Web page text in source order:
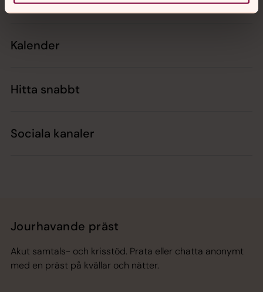
Kalender
Hitta snabbt
Sociala kanaler
Jourhavande präst
Akut samtals- och krisstöd. Prata eller chatta anonymt
med en präst på kvällar och nätter.